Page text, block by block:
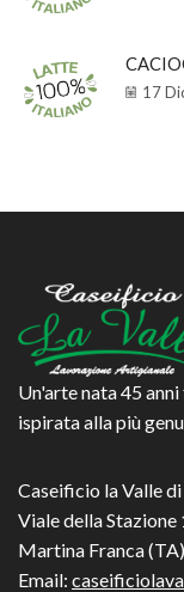
17
Un'arte nata 45
ispirata alla più
Caseificio la Valle di
Viale della Stazione
Martina Franca
Email: